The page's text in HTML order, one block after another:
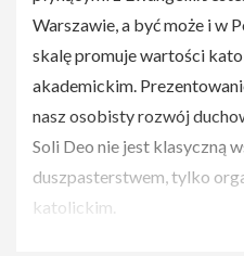
Wawer, który dał swoim
na temat tego, jak skutecznie
Drugim wydarzeniem było
Chanowską-Dymlang, która
pracy w Sądzie
jak przebiega proces
małżeństwa. Uczestnicy
okazję wziąć udział w
Warszawie, a być może i w
skalę promuje wartości
akademickim.
nasz osobisty rozwój
Soli Deo nie jest klasyczną
duszpasterstwem, tylko
katolickim.